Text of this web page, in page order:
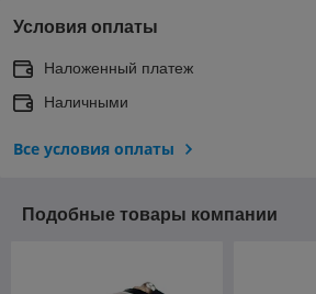
Условия оплаты
Наложенный платеж
Наличными
Все условия оплаты
Подобные товары компании